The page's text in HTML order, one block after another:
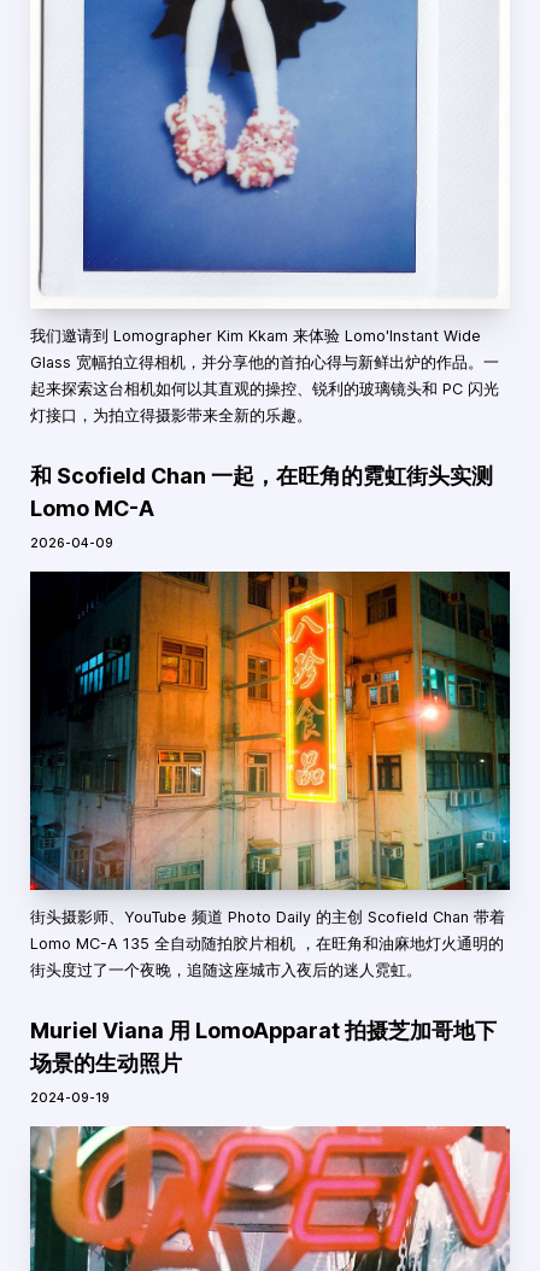
我们邀请到 Lomographer Kim Kkam 来体验 Lomo'Instant Wide
Glass 宽幅拍立得相机，并分享他的首拍心得与新鲜出炉的作品。一
起来探索这台相机如何以其直观的操控、锐利的玻璃镜头和 PC 闪光
灯接口，为拍立得摄影带来全新的乐趣。
和 Scofield Chan 一起，在旺角的霓虹街头实测
Lomo MC-A
2026-04-09
街头摄影师、YouTube 频道 Photo Daily 的主创 Scofield Chan 带着
Lomo MC-A 135 全自动随拍胶片相机 ，在旺角和油麻地灯火通明的
街头度过了一个夜晚，追随这座城市入夜后的迷人霓虹。
Muriel Viana 用 LomoApparat 拍摄芝加哥地下
场景的生动照片
2024-09-19